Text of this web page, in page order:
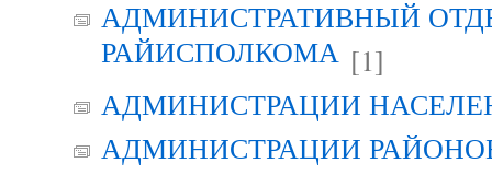
АДМИНИСТРАТИВНЫЙ
РАЙИСПОЛКОМА [1]
АДМИНИСТРАЦИИ
АДМИНИСТРАЦИИ